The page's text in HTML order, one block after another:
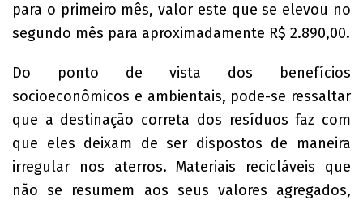
para o primeiro mês, valor este que se elevou no
segundo mês para aproximadamente R$ 2.890,00.
Do ponto de vista dos benefícios
socioeconômicos e ambientais, pode-se ressaltar
que a destinação correta dos resíduos faz com
que eles deixam de ser dispostos de maneira
irregular nos aterros. Materiais recicláveis que
não se resumem aos seus valores agregados,